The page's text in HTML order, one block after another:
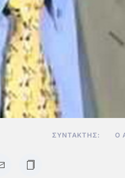
ΣΥΝΤΆΚΤΗΣ: Ο